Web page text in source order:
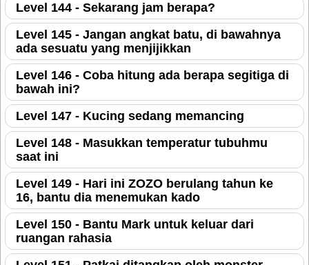
Level 144 - Sekarang jam berapa?
Level 145 - Jangan angkat batu, di bawahnya
ada sesuatu yang menjijikkan
Level 146 - Coba hitung ada berapa segitiga di
bawah ini?
Level 147 - Kucing sedang memancing
Level 148 - Masukkan temperatur tubuhmu
saat ini
Level 149 - Hari ini ZOZO berulang tahun ke
16, bantu dia menemukan kado
Level 150 - Bantu Mark untuk keluar dari
ruangan rahasia